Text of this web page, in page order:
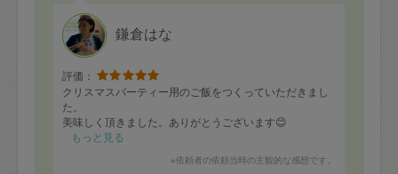
鎌倉はな
評価：
クリスマスパーティー用のご飯をつくっていただきまし
た。
美味しく頂きました。ありがとうございます😊
もっと見る
※依頼者の依頼当時の主観的な感想です。